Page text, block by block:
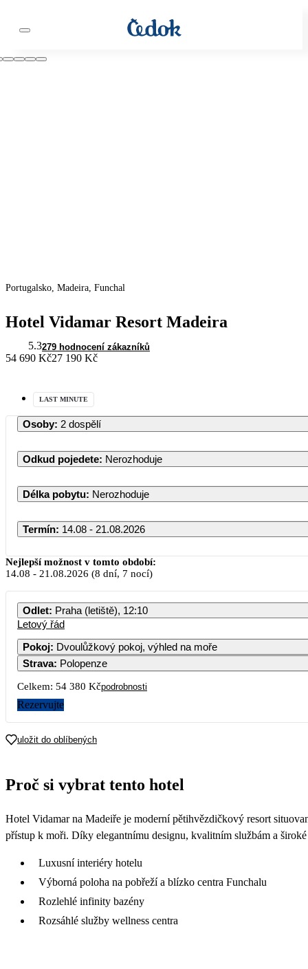
Portugalsko, Madeira, Funchal
Hotel Vidamar Resort Madeira
5.3279 hodnocení zákazníků
54 690 Kč27 190 Kč
LAST MINUTE
Osoby: 2 dospělí
Odkud pojedete: Nerozhoduje
Délka pobytu: Nerozhoduje
Termín: 14.08 - 21.08.2026
Nejlepší možnost v tomto období:
14.08 - 21.08.2026 (8 dní, 7 nocí)
Odlet: Praha (letiště), 12:10
Letový řád
Pokoj: Dvoulůžkový pokoj, výhled na moře
Strava: Polopenze
Celkem: 54 380 Kčpodrobnosti
Rezervujte
uložit do oblíbených
Proč si vybrat tento hotel
Hotel Vidamar na Madeiře je moderní pětihvězdičkový resort
přístup k moři. Díky elegantnímu designu, kvalitním službám a
Luxusní interiéry hotelu
Výborná poloha na pobřeží a blízko centra Funchalu
Rozlehlé infinity bazény
Rozsáhlé služby wellness centra